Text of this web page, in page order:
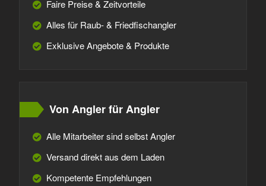
Faire Preise & Zeitvorteile
Alles für Raub- & Friedfischangler
Exklusive Angebote & Produkte
Von Angler für Angler
Alle Mitarbeiter sind selbst Angler
Versand direkt aus dem Laden
Kompetente Empfehlungen